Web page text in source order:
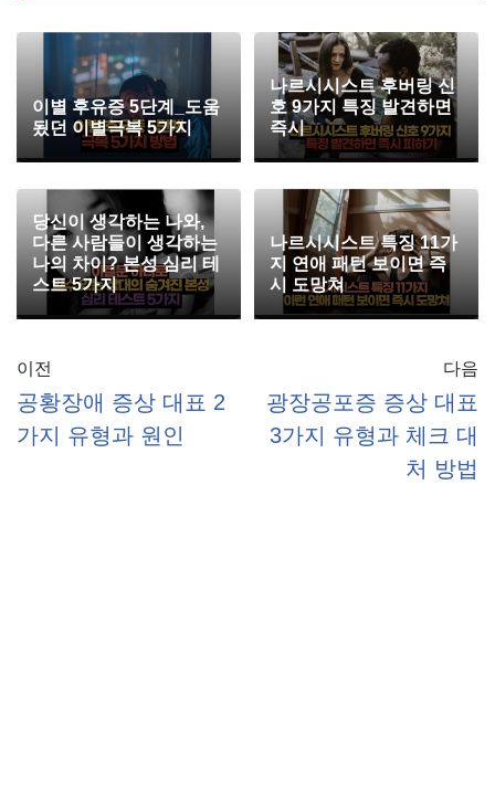
이별 후유증 5단계_도움
됬던 이별극복 5가지
나르시시스트 후버링 신
호 9가지 특징 발견하면
즉시
당신이 생각하는 나와,
다른 사람들이 생각하는
나의 차이? 본성 심리 테
스트 5가지
나르시시스트 특징 11가
지 연애 패턴 보이면 즉
시 도망쳐
이전
공황장애 증상 대표 2
가지 유형과 원인
다음
광장공포증 증상 대표
3가지 유형과 체크 대
처 방법